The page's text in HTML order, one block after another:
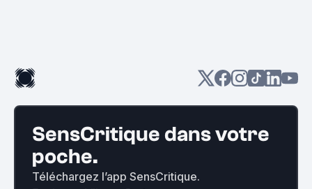
SensCritique dans votre
poche.
Téléchargez l’app SensCritique.